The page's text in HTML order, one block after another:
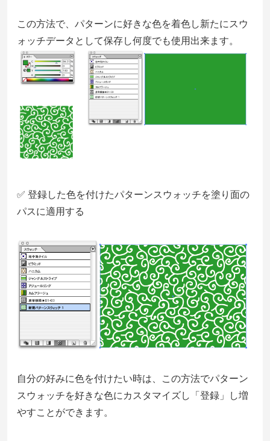
この方法で、パターンに好きな色を着色し新たにスウ
ォッチデータとして保存し何度でも使用出来ます。
✅ 登録した色を付けたパターンスウォッチを塗り面の
パスに適用する
自分の好みに色を付けたい時は、この方法でパターン
スウォッチを好きな色にカスタマイズし「登録」し増
やすことができます。